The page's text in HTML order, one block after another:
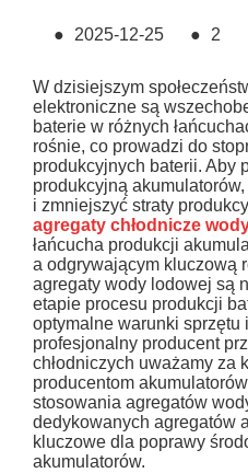
● 2025-12-25 ● 2
W dzisiejszym
elektroniczne są
baterie w różnych
rośnie, co prowadzi do
produkcyjnych baterii. Aby
produkcyjną
i zmniejszyć straty
agregaty chłodnicze
łańcucha produkcji
a odgrywającym kluczową
agregaty wody lodowej są
etapie procesu produkcji
optymalne warunki sprzętu
profesjonalny producent
chłodniczych uważamy za
producentom
stosowania agregatów
dedykowanych agregatów
kluczowe dla poprawy
akumulatorów.